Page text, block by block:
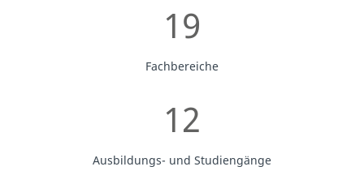
19
Fachbereiche
12
Ausbildungs- und Studiengänge